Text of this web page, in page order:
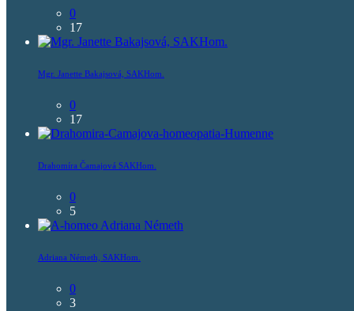
0
17
Mgr. Janette Bakajsová, SAKHom.
0
17
Drahomíra Čamajová SAKHom.
0
5
Adriana Németh, SAKHom.
0
3